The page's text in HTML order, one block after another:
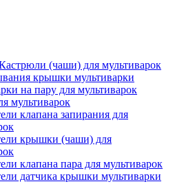
(чаши) для мультиварок
крышки мультиварки
на пару для мультиварок
мультиварок
клапана запирания для
крышки (чаши) для
клапана пара для мультиварок
датчика крышки мультиварки